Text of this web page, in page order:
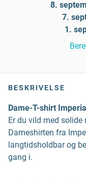
8.
7.
1.
BESKRIVELSE
Dame-T-shirt
Er du vild med
Dameshirten fra
langtidsholdbar og
gang i.